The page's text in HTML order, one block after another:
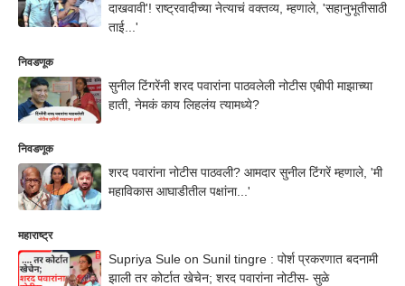
दाखवावी'! राष्ट्रवादीच्या नेत्याचं वक्तव्य, म्हणाले, 'सहानुभूतीसाठी
ताई...'
निवडणूक
सुनील टिंगरेंनी शरद पवारांना पाठवलेली नोटीस एबीपी माझाच्या
हाती, नेमकं काय लिहलंय त्यामध्ये?
निवडणूक
शरद पवारांना नोटीस पाठवली? आमदार सुनील टिंगरें म्हणाले, 'मी
महाविकास आघाडीतील पक्षांना...'
महाराष्ट्र
Supriya Sule on Sunil tingre : पोर्श प्रकरणात बदनामी
झाली तर कोर्टात खेचेन; शरद पवारांना नोटीस- सुळे